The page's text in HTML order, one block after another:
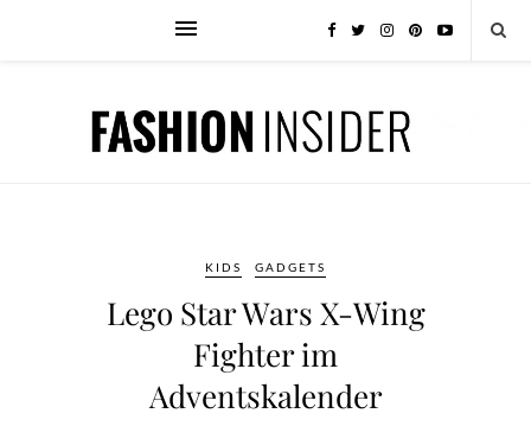
KIDS GADGETS
Lego Star Wars X-Wing
Fighter im
Adventskalender